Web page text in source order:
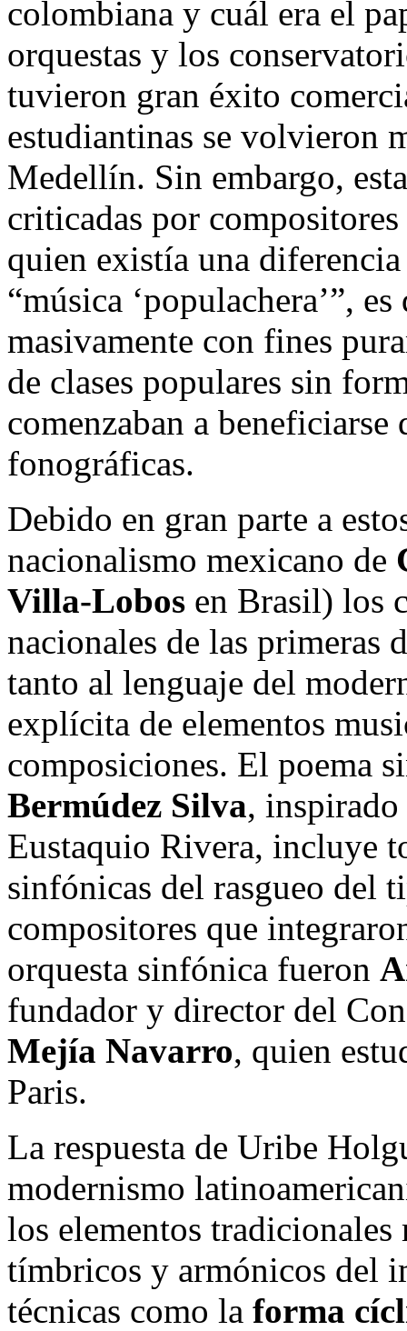
colombiana y cuál era el
orquestas y los
tuvieron gran éxito
estudiantinas se volvieron
Medellín. Sin embargo,
criticadas por
quien existía una
“música ‘populachera’”,
masivamente con fines
de clases populares sin
comenzaban a
fonográficas.
Debido en gran parte a
nacionalismo mexicano de
Villa-Lobos en Brasil) los
nacionales de las primeras
tanto al lenguaje del
explícita de elementos
composiciones. El poema
Bermúdez Silva,
Eustaquio Rivera, incluye
sinfónicas del rasgueo del
compositores que
orquesta sinfónica fueron
fundador y director del
Mejía Navarro, quien
Paris.
La respuesta de Uribe
modernismo
los elementos tradicionales
tímbricos y armónicos del
técnicas como la forma